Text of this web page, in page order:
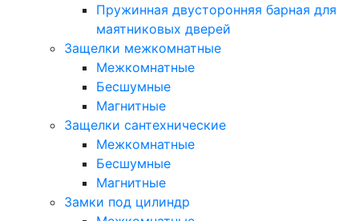
Пружинная двусторонняя барная для
маятниковых дверей
Защелки межкомнатные
Межкомнатные
Бесшумные
Магнитные
Защелки сантехнические
Межкомнатные
Бесшумные
Магнитные
Замки под цилиндр